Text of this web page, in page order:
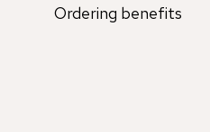
Ordering benefits